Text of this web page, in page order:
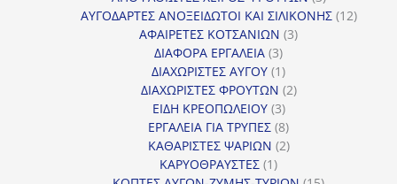
προϊόντα
ΑΥΓΟΔΑΡΤΕΣ ΑΝΟΞΕΙΔΩΤΟΙ ΚΑΙ ΣΙΛΙΚΟΝΗΣ 1212
ΑΦΑΙΡΕΤΕΣ ΚΟΤΣΑΝΙΩΝ 33
ΔΙΑΦΟΡΑ ΕΡΓΑΛΕΙΑ 33
προϊόντα
ΔΙΑΧΩΡΙΣΤΕΣ ΑΥΓΟΥ 11
προϊόν
ΔΙΑΧΩΡΙΣΤΕΣ ΦΡΟΥΤΩΝ 22
ΕΙΔΗ ΚΡΕΟΠΩΛΕΙΟΥ 33
προϊόντα
ΕΡΓΑΛΕΙΑ ΓΙΑ ΤΡΥΠΕΣ 88
προϊόντα
ΚΑΘΑΡΙΣΤΕΣ ΨΑΡΙΩΝ 22
ΚΑΡΥΟΘΡΑΥΣΤΕΣ 11